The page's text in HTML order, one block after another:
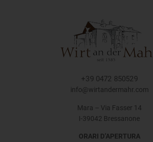
+39 0472 850529
info@wirtandermahr.com
Mara – Via Fasser 14
I-39042 Bressanone
ORARI D’APERTURA